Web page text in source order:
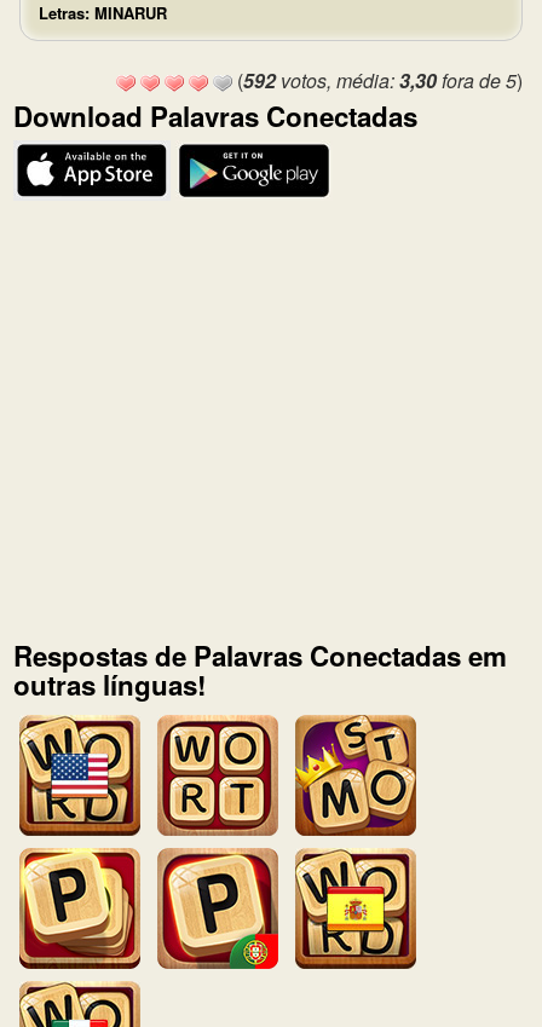
Letras: MINARUR
(592votos, média:3,30fora de 5)
Download Palavras Conectadas
Respostas de Palavras Conectadas em
outras línguas!